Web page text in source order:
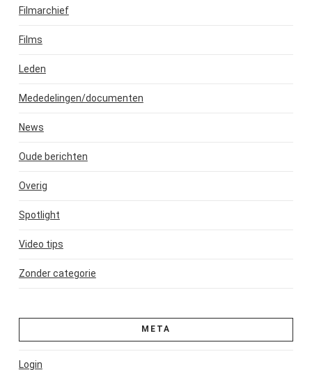
Filmarchief
Films
Leden
Mededelingen/documenten
News
Oude berichten
Overig
Spotlight
Video tips
Zonder categorie
META
Login